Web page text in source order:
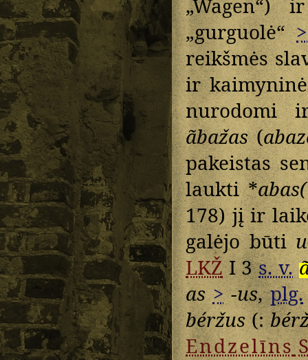
„Wagen“)
„gurguolė“>
reikšmės
ir
nurodomi
ãbažas(
pakeistas
laukti *
178) jį ir
galėjo būtiu
LKŽI 3s. v.
as > -us,plg.
béržus(:
Endzelīns